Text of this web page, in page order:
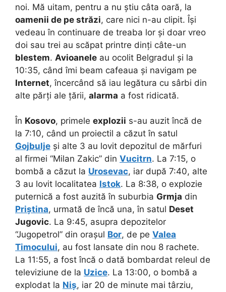
noi. Mă uitam, pentru a nu știu câta oară, la
oamenii de pe străzi, care nici n-au clipit. Își
vedeau în continuare de treaba lor și doar vreo
doi sau trei au scăpat printre dinți câte-un
blestem. Avioanele au ocolit Belgradul și la
10:35, când îmi beam cafeaua și navigam pe
Internet, încercând să iau legătura cu sârbi din
alte părți ale țării, alarma a fost ridicată.
În Kosovo, primele explozii s-au auzit încă de
la 7:10, când un proiectil a căzut în satul
Gojbulje și alte 3 au lovit depozitul de mărfuri
al firmei “Milan Zakic” din Vucitrn. La 7:15, o
bombă a căzut la Urosevac, iar după 7:40, alte
3 au lovit localitatea Istok. La 8:38, o explozie
puternică a fost auzită în suburbia Grmja din
Priștina, urmată de încă una, în satul Deset
Jugovic. La 9:45, asupra depozitelor
“Jugopetrol” din orașul Bor, de pe Valea
Timocului, au fost lansate din nou 8 rachete.
La 11:55, a fost încă o dată bombardat releul de
televiziune de la Uzice. La 13:00, o bombă a
explodat la Niș, iar 20 de minute mai târziu,